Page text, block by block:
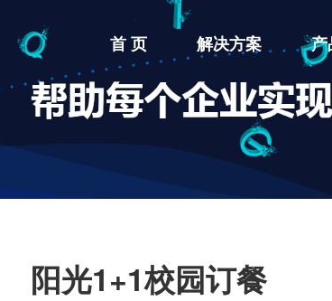
首 页 解决方案 产
阳光1+1校园订餐